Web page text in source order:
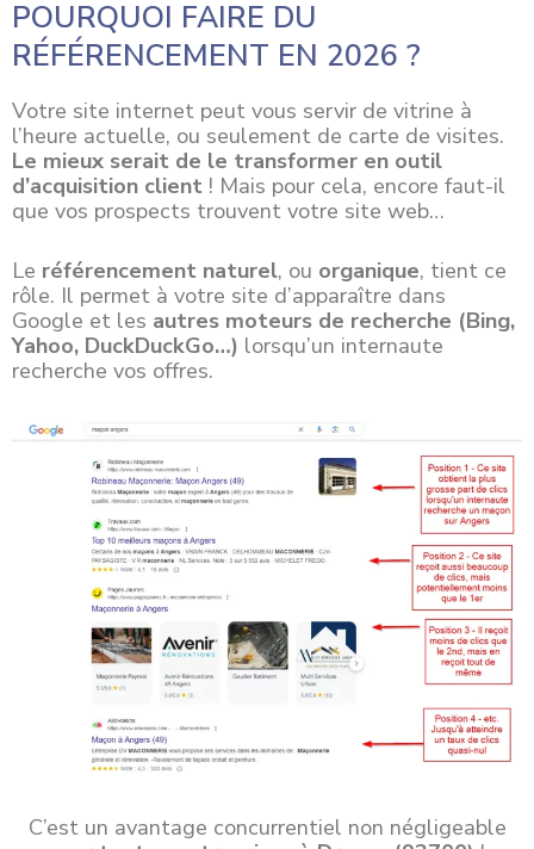
POURQUOI FAIRE DU
RÉFÉRENCEMENT EN 2026 ?
Votre site internet peut vous servir de vitrine à
l’heure actuelle, ou seulement de carte de visites.
Le mieux serait de le transformer en outil
d’acquisition client ! Mais pour cela, encore faut-il
que vos prospects trouvent votre site web…
Le référencement naturel, ou organique, tient ce
rôle. Il permet à votre site d’apparaître dans
Google et les autres moteurs de recherche (Bing,
Yahoo, DuckDuckGo…) lorsqu’un internaute
recherche vos offres.
C’est un avantage concurrentiel non négligeable